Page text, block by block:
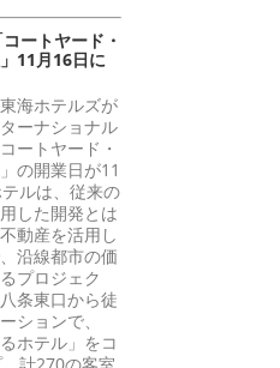
ートヤード・
11月16日に
海ホテルズが
ーナショナル
ートヤード・
の開業日が11
ルは、従来の
した開発とは
動産を活用し
沿線都市の価
プロジェク
条東口から徒
ションで、
ホテル」をコ